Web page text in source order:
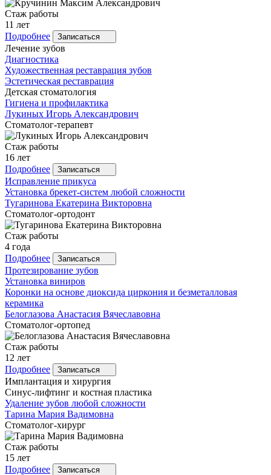
Стаж работы
11 лет
Подробнее
Записаться
Лечение зубов
Диагностика
Художественная реставрация зубов
Эстетическая реставрация
Детская стоматология
Гигиена и профилактика
Лукиных Игорь Александрович
Стоматолог-терапевт
Стаж работы
16 лет
Подробнее
Записаться
Исправление прикуса
Установка брекет-систем любой сложности
Тугаринова Екатерина Викторовна
Стоматолог-ортодонт
Стаж работы
4 года
Подробнее
Записаться
Протезирование зубов
Установка виниров
Коронки на основе диоксида циркония и безметалловая
керамика
Белоглазова Анастасия Вячеславовна
Стоматолог-ортопед
Стаж работы
12 лет
Подробнее
Записаться
Имплантация и хирургия
Синус-лифтинг и костная пластика
Удаление зубов любой сложности
Тарина Мария Вадимовна
Стоматолог-хирург
Стаж работы
15 лет
Подробнее
Записаться